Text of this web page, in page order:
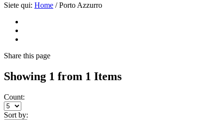
Siete qui: Home / Porto Azzurro
Share this page
Showing 1 from 1 Items
Count:
Sort by: